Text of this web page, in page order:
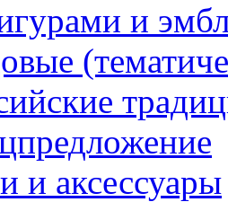
и
и аксессуары